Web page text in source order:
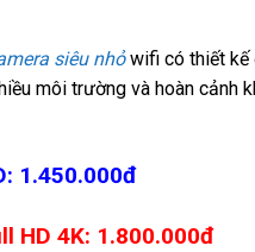
siêu nhỏwifi có thiết kế
môi trường và hoàn cảnh
1.450.000đ
HD 4K: 1.800.000đ